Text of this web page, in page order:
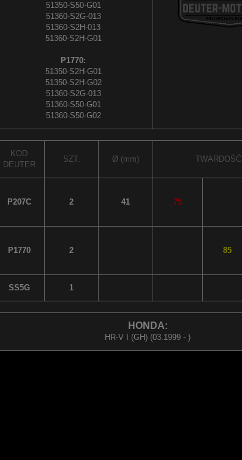
51350-S50-G01
51360-S2G-013
51360-S2H-013
51360-S2H-G01
P1770:
51350-S2H-G01
51350-S2H-G02
51360-S2G-013
51360-S50-G01
51360-S50-G02
KOD
DEUTER
SZT. Ø (mm) TWARDOŚĆ
P207C 2 41 75
P1770 2 85
SS5G 1
HONDA:
HR-V I (GH) (03.1999 - )